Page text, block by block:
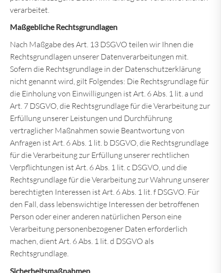
verarbeitet.
Maßgebliche Rechtsgrundlagen
Nach Maßgabe des Art. 13 DSGVO teilen wir Ihnen die
Rechtsgrundlagen unserer Datenverarbeitungen mit.
Sofern die Rechtsgrundlage in der Datenschutzerklärung
nicht genannt wird, gilt Folgendes: Die Rechtsgrundlage für
die Einholung von Einwilligungen ist Art. 6 Abs. 1 lit. a und
Art. 7 DSGVO, die Rechtsgrundlage für die Verarbeitung zur
Erfüllung unserer Leistungen und Durchführung
vertraglicher Maßnahmen sowie Beantwortung von
Anfragen ist Art. 6 Abs. 1 lit. b DSGVO, die Rechtsgrundlage
für die Verarbeitung zur Erfüllung unserer rechtlichen
Verpflichtungen ist Art. 6 Abs. 1 lit. c DSGVO, und die
Rechtsgrundlage für die Verarbeitung zur Wahrung unserer
berechtigten Interessen ist Art. 6 Abs. 1 lit. f DSGVO. Für
den Fall, dass lebenswichtige Interessen der betroffenen
Person oder einer anderen natürlichen Person eine
Verarbeitung personenbezogener Daten erforderlich
machen, dient Art. 6 Abs. 1 lit. d DSGVO als
Rechtsgrundlage.
Sicherheitsmaßnahmen